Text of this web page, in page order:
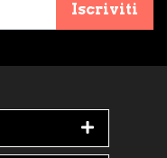
Iscriviti